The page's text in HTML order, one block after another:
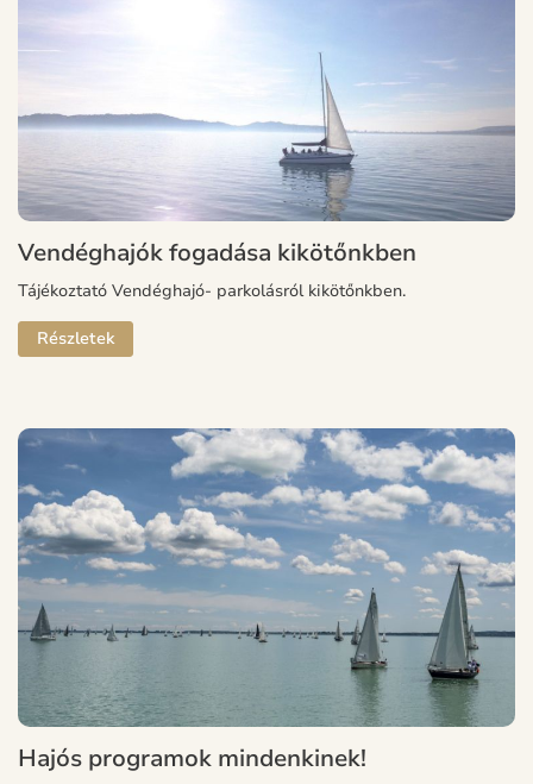
Vendéghajók fogadása kikötőnkben
Tájékoztató Vendéghajó- parkolásról kikötőnkben.
Részletek
Hajós programok mindenkinek!